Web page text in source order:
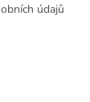
údajů